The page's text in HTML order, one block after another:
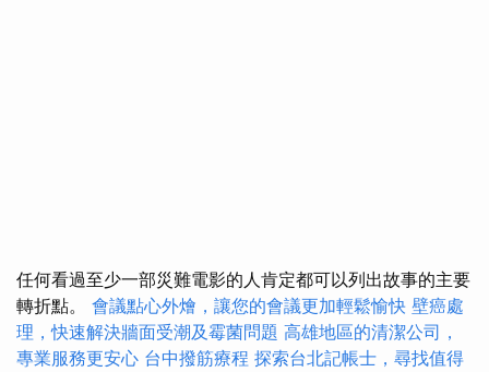
任何看過至少一部災難電影的人肯定都可以列出故事的主要
轉折點。 會議點心外燴，讓您的會議更加輕鬆愉快 壁癌處
理，快速解決牆面受潮及霉菌問題 高雄地區的清潔公司，
專業服務更安心 台中撥筋療程 探索台北記帳士，尋找值得